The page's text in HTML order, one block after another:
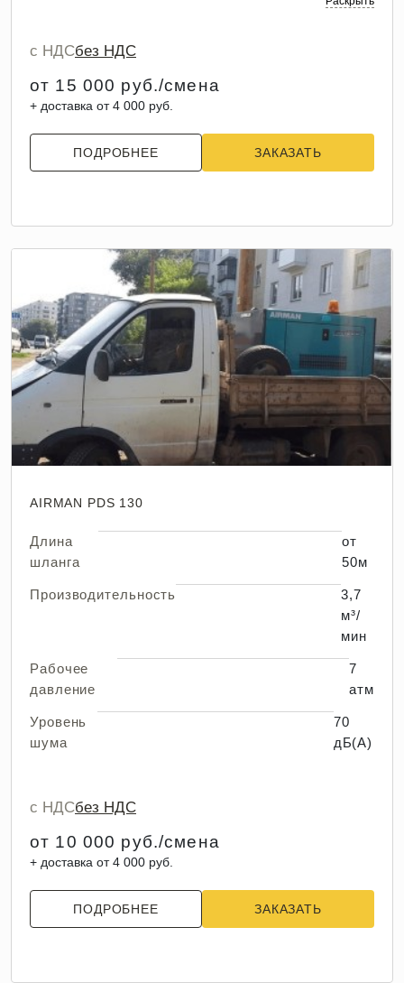
с НДСбез НДС
от 15 000 руб./смена
+ доставка от 4 000 руб.
ПОДРОБНЕЕ ЗАКАЗАТЬ
AIRMAN PDS 130
Длина
шланга
от
50м
Производительность
3,7
м³/
мин
Рабочее
давление
7
атм
Уровень
шума
70
дБ(А)
с НДСбез НДС
от 10 000 руб./смена
+ доставка от 4 000 руб.
ПОДРОБНЕЕ ЗАКАЗАТЬ